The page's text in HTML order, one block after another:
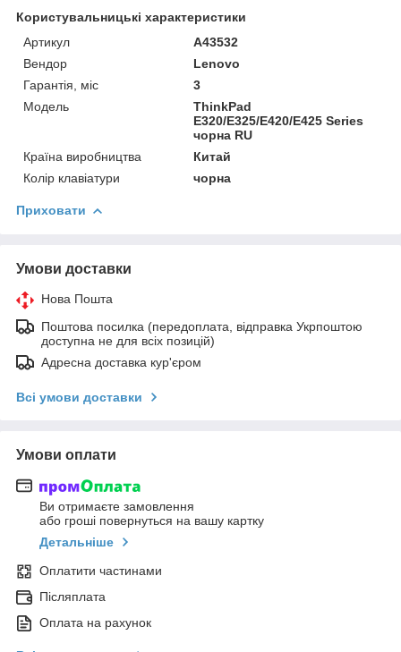
Користувальницькі характеристики
Артикул
A43532
Вендор
Lenovo
Гарантія, міс
3
Мoдель
ThinkPad
E320/E325/E420/E425 Series
чорна RU
Країна виробництва
Китай
Колір клавіатури
чорна
Приховати
Умови доставки
Нова Пошта
Поштова посилка (передоплата, відправка Укрпоштою
доступна не для всіх позицій)
Адресна доставка кур'єром
Всі умови доставки
Умови оплати
Ви отримаєте замовлення
або гроші повернуться на вашу картку
Детальніше
Оплатити частинами
Післяплата
Оплата на рахунок